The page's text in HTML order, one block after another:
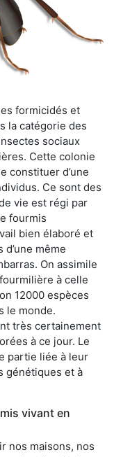
formicidés et
la catégorie des
sociaux
Cette colonie
constituer d’une
Ce sont des
vie est régi par
fourmis
bien élaboré et
même
On assimile
à celle
12000 espèces
le monde.
très certainement
à ce jour. Le
partie liée à leur
génétiques et à
vivant en
nos maisons, nos